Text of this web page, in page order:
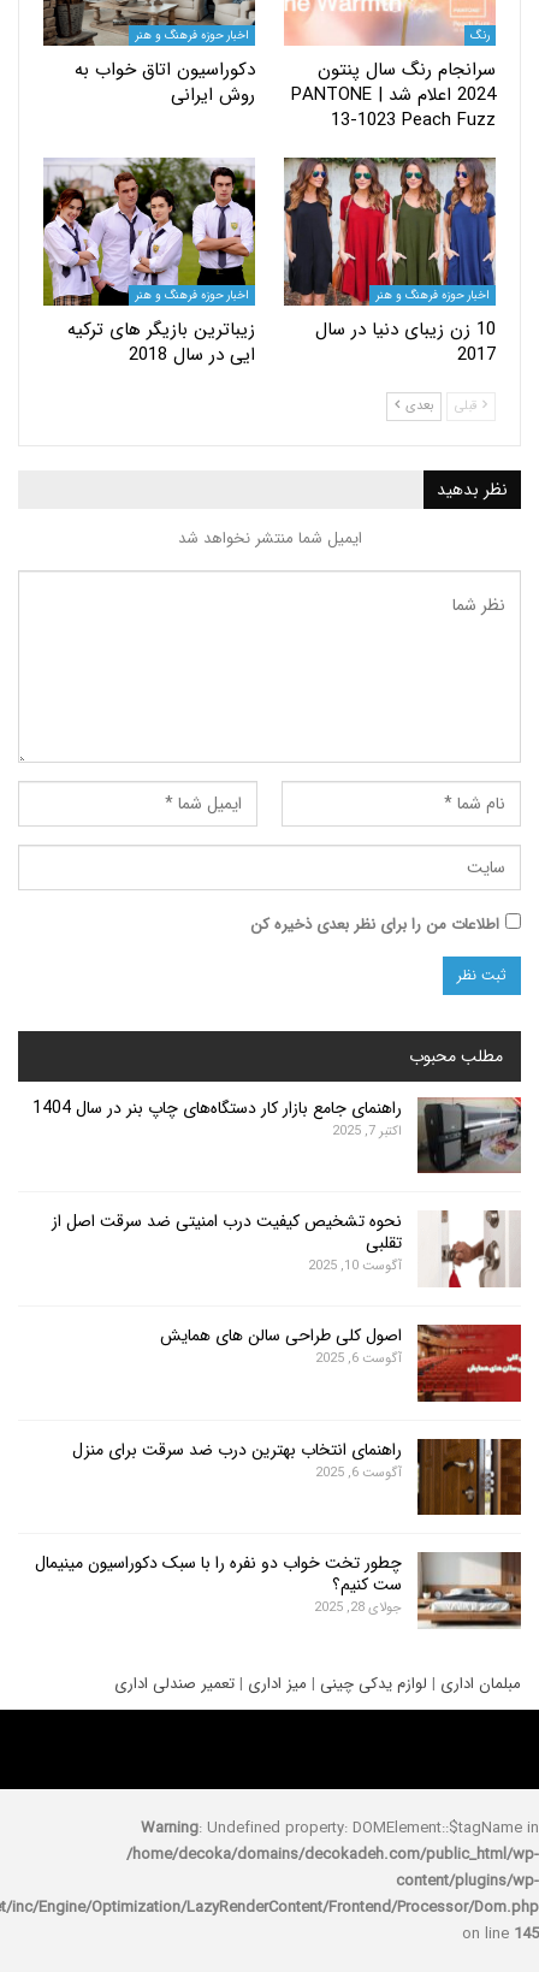
رنگ سال پنتون
2024 اعلام شد | PANTONE
13-1023 Peach
اخبار حوزه فرهنگ و هنر
دکوراسیون اتاق خواب به
روش ایرانی
فرهنگ و هنر
زیبای دنیا در سال
اخبار حوزه فرهنگ و هنر
زیباترین بازیگر های ترکیه
ایی در سال 2018
بعدی
ایمیل شما منتشر نخواهد شد
من را برای نظر بعدی ذخیره کن
راهنمای جامع بازار کار دستگاه‌های چاپ بنر در سال 1404
اکتبر 7, 2025
نحوه تشخیص کیفیت درب امنیتی ضد سرقت اصل از
تقلبی
آگوست 10, 2025
اصول کلی طراحی سالن های همایش
آگوست 6, 2025
راهنمای انتخاب بهترین درب ضد سرقت برای منزل
آگوست 6, 2025
چطور تخت خواب دو نفره را با سبک دکوراسیون مینیمال
ست کنیم؟
جولای 28, 2025
|لوازم یدکی چینی|میز اداری| تعمیر صندلی اداری
Warning: Undefined property:
/home/decoka/domains/decokadeh.com/
rocket/inc/Engine/Optimization/LazyRenderContent/Frontend/